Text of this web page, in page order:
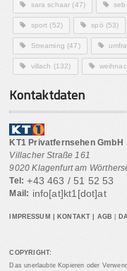
sara schaar (47)
sport (52) spö (53)
Streaming (47)
villach (132)
Kontaktdaten
KT1 Privatfernsehen GmbH
Villacher Straße 161
9020 Klagenfurt am
Tel: +43 463 / 51 52 53
Mail: info[at]kt1[dot]at
IMPRESSUM KONTAKT AGB
COPYRIGHT:
Das unerlaubte Kopieren oder